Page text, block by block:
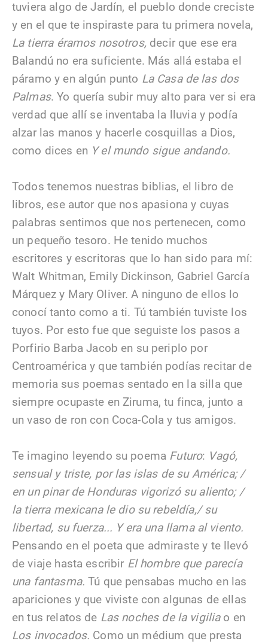
tuviera algo de Jardín, el pueblo donde creciste
y en el que te inspiraste para tu primera novela,
La tierra éramos nosotros,decir que ese era
Balandú no era suficiente. Más allá estaba el
páramo y en algún punto La Casa de las dos
Palmas. Yo quería subir muy alto para ver si era
verdad que allí se inventaba la lluvia y podía
alzar las manos y hacerle cosquillas a Dios,
como dices en Y el mundo sigue andando.
Todos tenemos nuestras biblias, el libro de
libros, ese autor que nos apasiona y cuyas
palabras sentimos que nos pertenecen, como
un pequeño tesoro. He tenido muchos
escritores y escritoras que lo han sido para mí:
Walt Whitman, Emily Dickinson, Gabriel García
Márquez y Mary Oliver. A ninguno de ellos lo
conocí tanto como a ti. Tú también tuviste los
tuyos. Por esto fue que seguiste los pasos a
Porfirio Barba Jacob en su periplo por
Centroamérica y que también podías recitar de
memoria sus poemas sentado en la silla que
siempre ocupaste en Ziruma, tu finca, junto a
un vaso de ron con Coca-Cola y tus amigos.
Te imagino leyendo su poema Futuro: Vagó,
sensual y triste, por las islas de su América; /
en un pinar de Honduras vigorizó su aliento; /
la tierra mexicana le dio su rebeldía,/ su
libertad, su fuerza... Y era una llama al viento.
Pensando en el poeta que admiraste y te llevó
de viaje hasta escribir El hombre que parecía
una fantasma.Tú que pensabas mucho en las
apariciones y que viviste con algunas de ellas
en tus relatos de Las noches de la vigiliao en
Los invocados. Como un médium que presta